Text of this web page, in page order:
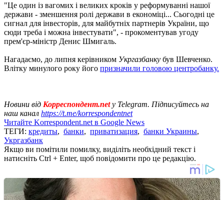
"Це один із вагомих і великих кроків у реформуванні нашої
держави - зменшення ролі держави в економіці... Сьогодні це
сигнал для інвесторів, для майбутніх партнерів України, що
сюди треба і можна інвестувати", - прокоментував угоду
прем'єр-міністр Денис Шмигаль.
Нагадаємо, до липня керівником Укргазбанку був Шевченко.
Влітку минулого року його призначили головою центробанку.
Новини від Корреспондент.netу Telegram. Підписуйтесь на
наш канал https://t.me/korrespondentnet
Читайте Korrespondent.net в Google News
ТЕГИ: кредиты, банки, приватизация, банки Украины,
Укргазбанк
Якщо ви помітили помилку, виділіть необхідний текст і
натисніть Ctrl + Enter, щоб повідомити про це редакцію.